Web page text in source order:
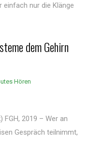
einfach nur die Klänge
dem Gehirn
Hören
FGH, 2019 – Wer an
Gespräch teilnimmt,